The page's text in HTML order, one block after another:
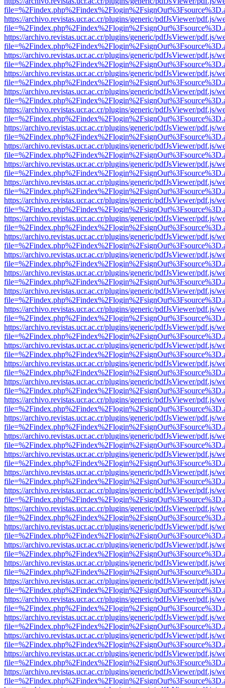
https://archivo.revistas.ucr.ac.cr/plugins/generic/pdfJsViewer/pdf.js/
https://archivo.revistas.ucr.ac.cr/plugins/generic/pdfJsViewer/pdf.js/
https://archivo.revistas.ucr.ac.cr/plugins/generic/pdfJsViewer/pdf.js/
https://archivo.revistas.ucr.ac.cr/plugins/generic/pdfJsViewer/pdf.js/
https://archivo.revistas.ucr.ac.cr/plugins/generic/pdfJsViewer/pdf.js/
https://archivo.revistas.ucr.ac.cr/plugins/generic/pdfJsViewer/pdf.js/
https://archivo.revistas.ucr.ac.cr/plugins/generic/pdfJsViewer/pdf.js/
https://archivo.revistas.ucr.ac.cr/plugins/generic/pdfJsViewer/pdf.js/
https://archivo.revistas.ucr.ac.cr/plugins/generic/pdfJsViewer/pdf.js/
https://archivo.revistas.ucr.ac.cr/plugins/generic/pdfJsViewer/pdf.js/
https://archivo.revistas.ucr.ac.cr/plugins/generic/pdfJsViewer/pdf.js/
https://archivo.revistas.ucr.ac.cr/plugins/generic/pdfJsViewer/pdf.js/
https://archivo.revistas.ucr.ac.cr/plugins/generic/pdfJsViewer/pdf.js/
https://archivo.revistas.ucr.ac.cr/plugins/generic/pdfJsViewer/pdf.js/
https://archivo.revistas.ucr.ac.cr/plugins/generic/pdfJsViewer/pdf.js/
https://archivo.revistas.ucr.ac.cr/plugins/generic/pdfJsViewer/pdf.js/
https://archivo.revistas.ucr.ac.cr/plugins/generic/pdfJsViewer/pdf.js/
https://archivo.revistas.ucr.ac.cr/plugins/generic/pdfJsViewer/pdf.js/
https://archivo.revistas.ucr.ac.cr/plugins/generic/pdfJsViewer/pdf.js/
https://archivo.revistas.ucr.ac.cr/plugins/generic/pdfJsViewer/pdf.js/
https://archivo.revistas.ucr.ac.cr/plugins/generic/pdfJsViewer/pdf.js/
https://archivo.revistas.ucr.ac.cr/plugins/generic/pdfJsViewer/pdf.js/
https://archivo.revistas.ucr.ac.cr/plugins/generic/pdfJsViewer/pdf.js/
https://archivo.revistas.ucr.ac.cr/plugins/generic/pdfJsViewer/pdf.js/
https://archivo.revistas.ucr.ac.cr/plugins/generic/pdfJsViewer/pdf.js/
https://archivo.revistas.ucr.ac.cr/plugins/generic/pdfJsViewer/pdf.js/
https://archivo.revistas.ucr.ac.cr/plugins/generic/pdfJsViewer/pdf.js/
https://archivo.revistas.ucr.ac.cr/plugins/generic/pdfJsViewer/pdf.js/
https://archivo.revistas.ucr.ac.cr/plugins/generic/pdfJsViewer/pdf.js/
https://archivo.revistas.ucr.ac.cr/plugins/generic/pdfJsViewer/pdf.js/
https://archivo.revistas.ucr.ac.cr/plugins/generic/pdfJsViewer/pdf.js/
https://archivo.revistas.ucr.ac.cr/plugins/generic/pdfJsViewer/pdf.js/
https://archivo.revistas.ucr.ac.cr/plugins/generic/pdfJsViewer/pdf.js/
https://archivo.revistas.ucr.ac.cr/plugins/generic/pdfJsViewer/pdf.js/
https://archivo.revistas.ucr.ac.cr/plugins/generic/pdfJsViewer/pdf.js/
https://archivo.revistas.ucr.ac.cr/plugins/generic/pdfJsViewer/pdf.js/
https://archivo.revistas.ucr.ac.cr/plugins/generic/pdfJsViewer/pdf.js/